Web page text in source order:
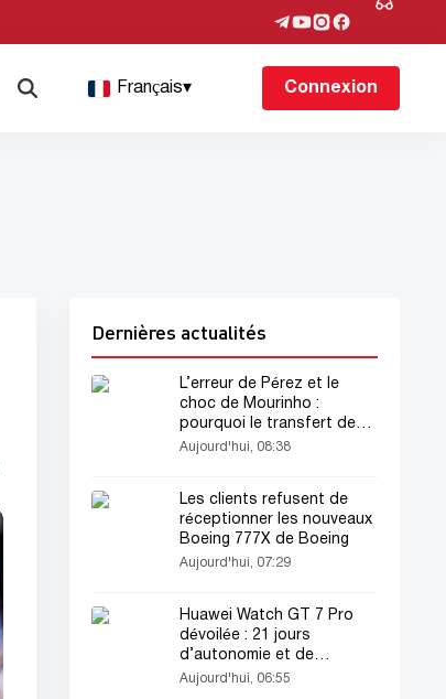
Français▾ Connexion
Dernières actualités
L’erreur de Pérez et le
choc de Mourinho :
pourquoi le transfert de
Rodri au « Real » a échoué
Aujourd'hui, 08:38
Les clients refusent de
réceptionner les nouveaux
Boeing 777X de Boeing
Aujourd'hui, 07:29
Huawei Watch GT 7 Pro
dévoilée : 21 jours
d’autonomie et de
nouvelles fonctions
Aujourd'hui, 06:55